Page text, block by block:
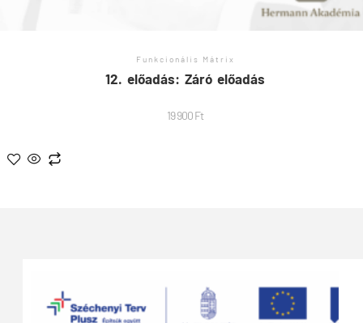
Funkcionális Mátrix
12. előadás: Záró előadás
19 900Ft